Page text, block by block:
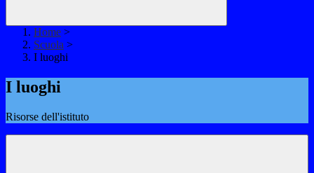
Home >
Scuola >
I luoghi
I luoghi
Risorse dell'istituto